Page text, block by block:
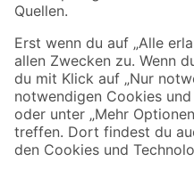
Sicher einkaufen
Jetzt die toom-App